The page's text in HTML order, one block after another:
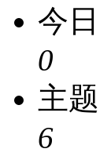
今日
0
主题
6